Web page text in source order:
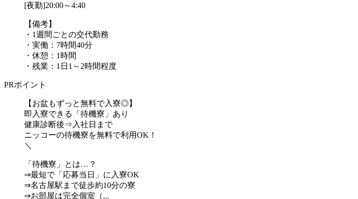
[夜勤]20:00～4:40
【備考】
・1週間ごとの交代勤務
・実働：7時間40分
・休憩：1時間
・残業：1日1～2時間程度
PRポイント
【お盆もずっと無料で入寮◎】
即入寮できる「待機寮」あり
健康診断後⇒入社日まで
ニッコーの待機寮を無料で利用OK！
＼
「待機寮」とは…？
⇒最短で「応募当日」に入寮OK
⇒名古屋駅まで徒歩約10分の寮
⇒お部屋は完全個室（...